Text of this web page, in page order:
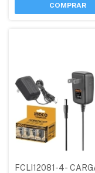
FCLI12081-4-